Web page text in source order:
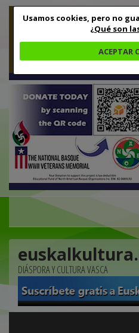
Usamos cookies, pero no
¿Qué son
ACEPTAR
DIÁSPORA Y CULTURA VASCA